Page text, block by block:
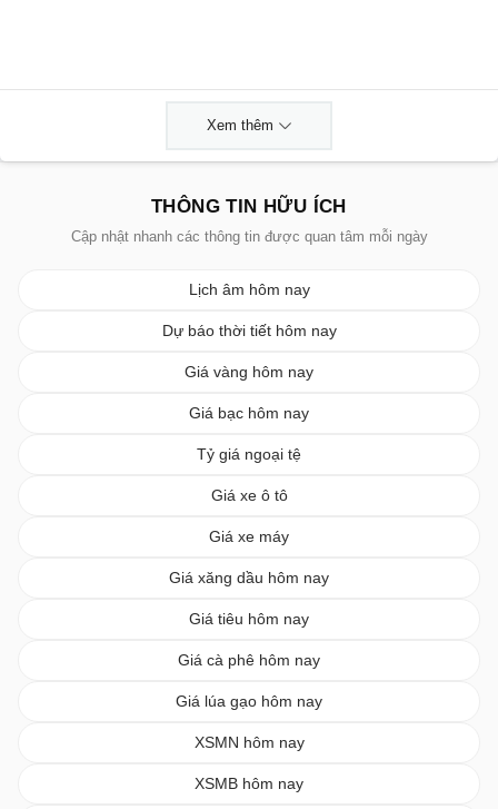
Xem thêm
THÔNG TIN HỮU ÍCH
Cập nhật nhanh các thông tin được quan tâm mỗi ngày
Lịch âm hôm nay
Dự báo thời tiết hôm nay
Giá vàng hôm nay
Giá bạc hôm nay
Tỷ giá ngoại tệ
Giá xe ô tô
Giá xe máy
Giá xăng dầu hôm nay
Giá tiêu hôm nay
Giá cà phê hôm nay
Giá lúa gạo hôm nay
XSMN hôm nay
XSMB hôm nay